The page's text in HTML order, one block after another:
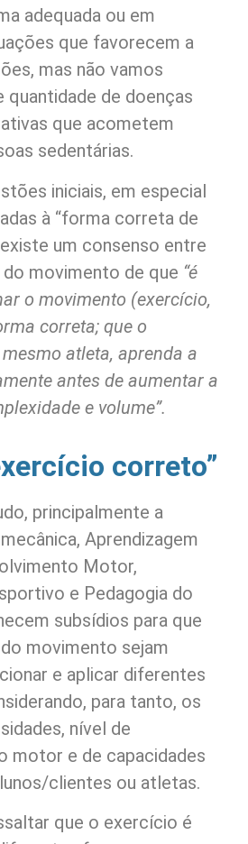
adequada ou em
que favorecem a
mas não vamos
quantidade de doenças
que acometem
sedentárias.
iniciais, em especial
à “forma correta de
um consenso entre
movimento de que “é
o movimento (exercício,
correta; que o
atleta, aprenda a
antes de aumentar a
e volume”.
correto”
principalmente a
Aprendizagem
Motor,
e Pedagogia do
subsídios para que
movimento sejam
e aplicar diferentes
para tanto, os
nível de
motor e de capacidades
clientes ou atletas.
que o exercício é